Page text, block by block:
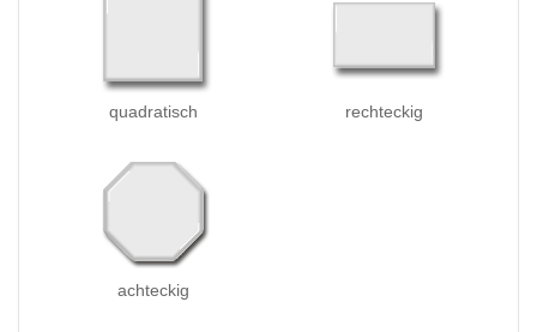
quadratisch rechteckig
achteckig